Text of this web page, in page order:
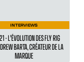
INTERVIEWS
- L'ÉVOLUTION DES FLY RIG
BARTA, CRÉATEUR DE LA
MARQUE